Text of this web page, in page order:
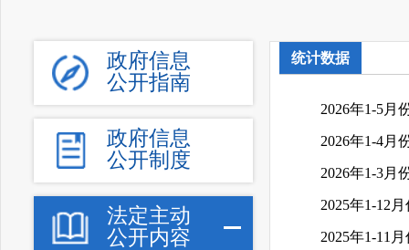
政府信息
公开指南
政府信息
公开制度
法定主动
公开内容
统计数据
2026年1-5月
2026年1-4月
2026年1-3月
2025年1-12
2025年1-11